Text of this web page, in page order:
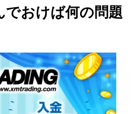
おけば何の問題